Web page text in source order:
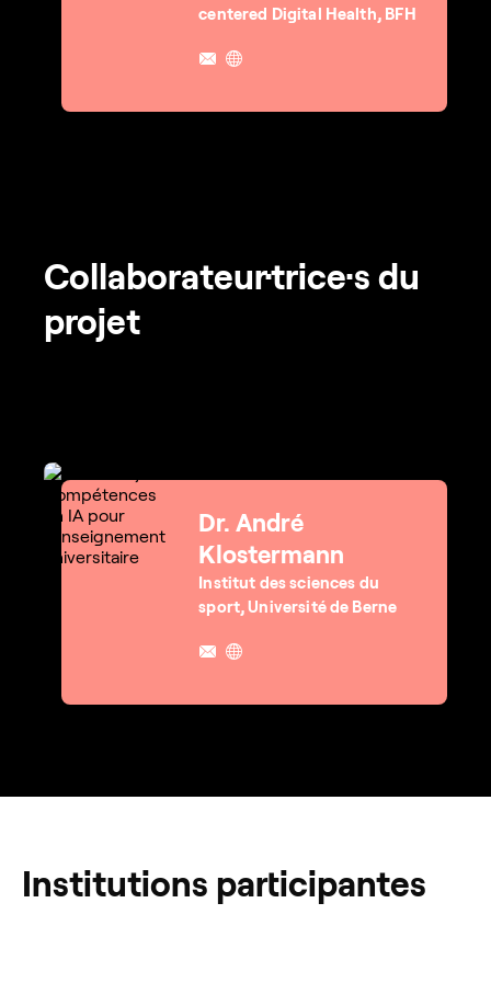
centered Digital Health, BFH
Collaborateur·trice·s du
projet
Dr. André
Klostermann
Institut des sciences du
sport, Université de Berne
Institutions participantes